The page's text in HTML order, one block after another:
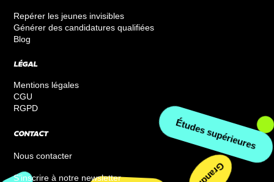
Repérer les jeunes invisibles
Générer des candidatures qualifiées
Blog
LÉGAL
Mentions légales
CGU
RGPD
CONTACT
Nous contacter
S’inscrire à notre newsletter
Études supérieures
Grandir